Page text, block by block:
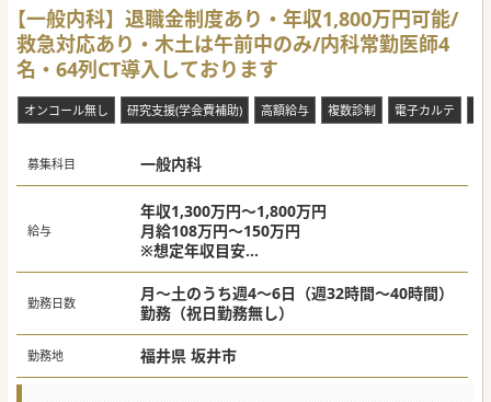
【一般内科】退職金制度あり・年収1,800万円可能/
救急対応あり・木土は午前中のみ/内科常勤医師4
名・64列CT導入しております
オンコール無し 研究支援(学会費補助) 高額給与 複数診制 電子カルテ
募集科目 一般内科
給与
年収1,300万円～1,800万円
月給108万円～150万円
※想定年収目安
卒後15年以上：年収1,500万円～1,600万円
卒後20年以上：年収1,600万円～1,700万円
卒後25年以上：年収1,700万円～1,800万円
勤務日数
月～土のうち週4～6日（週32時間～40時間）
勤務（祝日勤務無し）
勤務地 福井県 坂井市